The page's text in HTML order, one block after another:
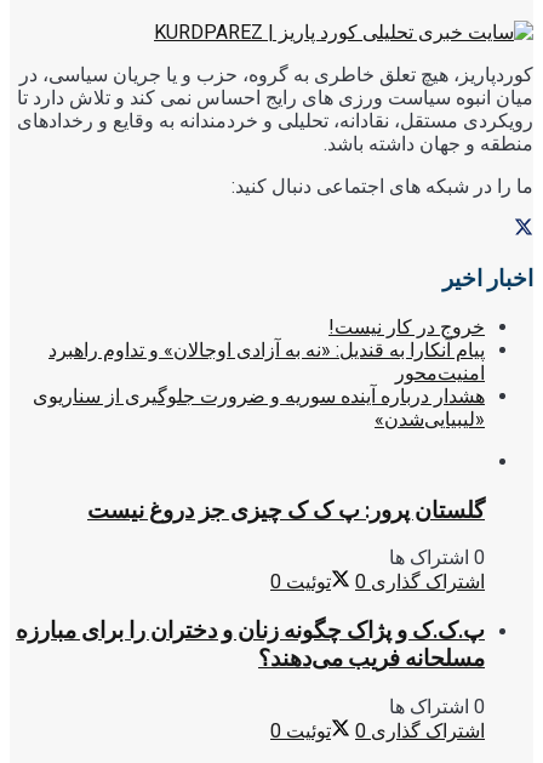
کوردپاریز، هیچ تعلق خاطری به گروه، حزب و یا جریان سیاسی، در
میان انبوه سیاست ورزی های رایج احساس نمی کند و تلاش دارد تا
رویکردی مستقل، نقادانه، تحلیلی و خردمندانه به وقایع و رخدادهای
منطقه و جهان داشته باشد.
ما را در شبکه های اجتماعی دنبال کنید:
اخبار اخیر
خروج در کار نیست!
پیام آنکارا به قندیل: «نه به آزادی اوجالان» و تداوم راهبرد
امنیت‌محور
هشدار درباره آینده سوریه و ضرورت جلوگیری از سناریوی
«لیبیایی‌شدن»
گلستان پرور: پ ک ک چیزی جز دروغ نیست
0 اشتراک ها
اشتراک گذاری 0 توئیت 0
پ.ک.ک و پژاک چگونه زنان و دختران را برای مبارزه
مسلحانه فریب می‌دهند؟
0 اشتراک ها
اشتراک گذاری 0 توئیت 0